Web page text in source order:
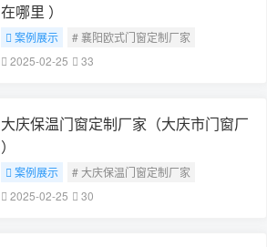
在哪里 ）
案例展示
# 襄阳欧式门窗定制厂家
2025-02-25
33
大庆保温门窗定制厂家（大庆市门窗厂
）
案例展示
# 大庆保温门窗定制厂家
2025-02-25
30